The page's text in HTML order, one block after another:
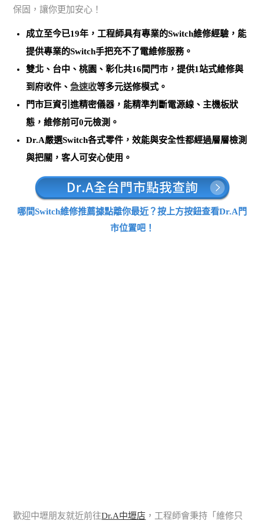
保固，讓你更加安心！
成立至今已19年，工程師具有專業的Switch維修經驗，能
提供專業的Switch手把充不了電維修服務。
雙北、台中、桃園、彰化共16間門市，提供1站式維修與
到府收件、急速收等多元送修模式。
門市巨資引進精密儀器，能精準判斷電源線、主機板狀
態，維修前可0元檢測 。
Dr.A嚴選Switch各式零件，效能與安全性都經過層層檢測
與把關，客人可安心使用。
哪間Switch維修推薦據點離你最近？按上方按鈕查看Dr.A門
市位置吧！
歡迎中壢朋友就近前往Dr.A中壢店 ，工程師會秉持「維修只